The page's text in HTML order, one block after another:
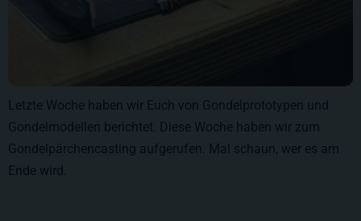
Letzte Woche haben wir Euch von Gondelprototypen und
Gondelmodellen berichtet. Diese Woche haben wir zum
Gondelpärchencasting aufgerufen. Mal schaun, wer es am
Ende wird.